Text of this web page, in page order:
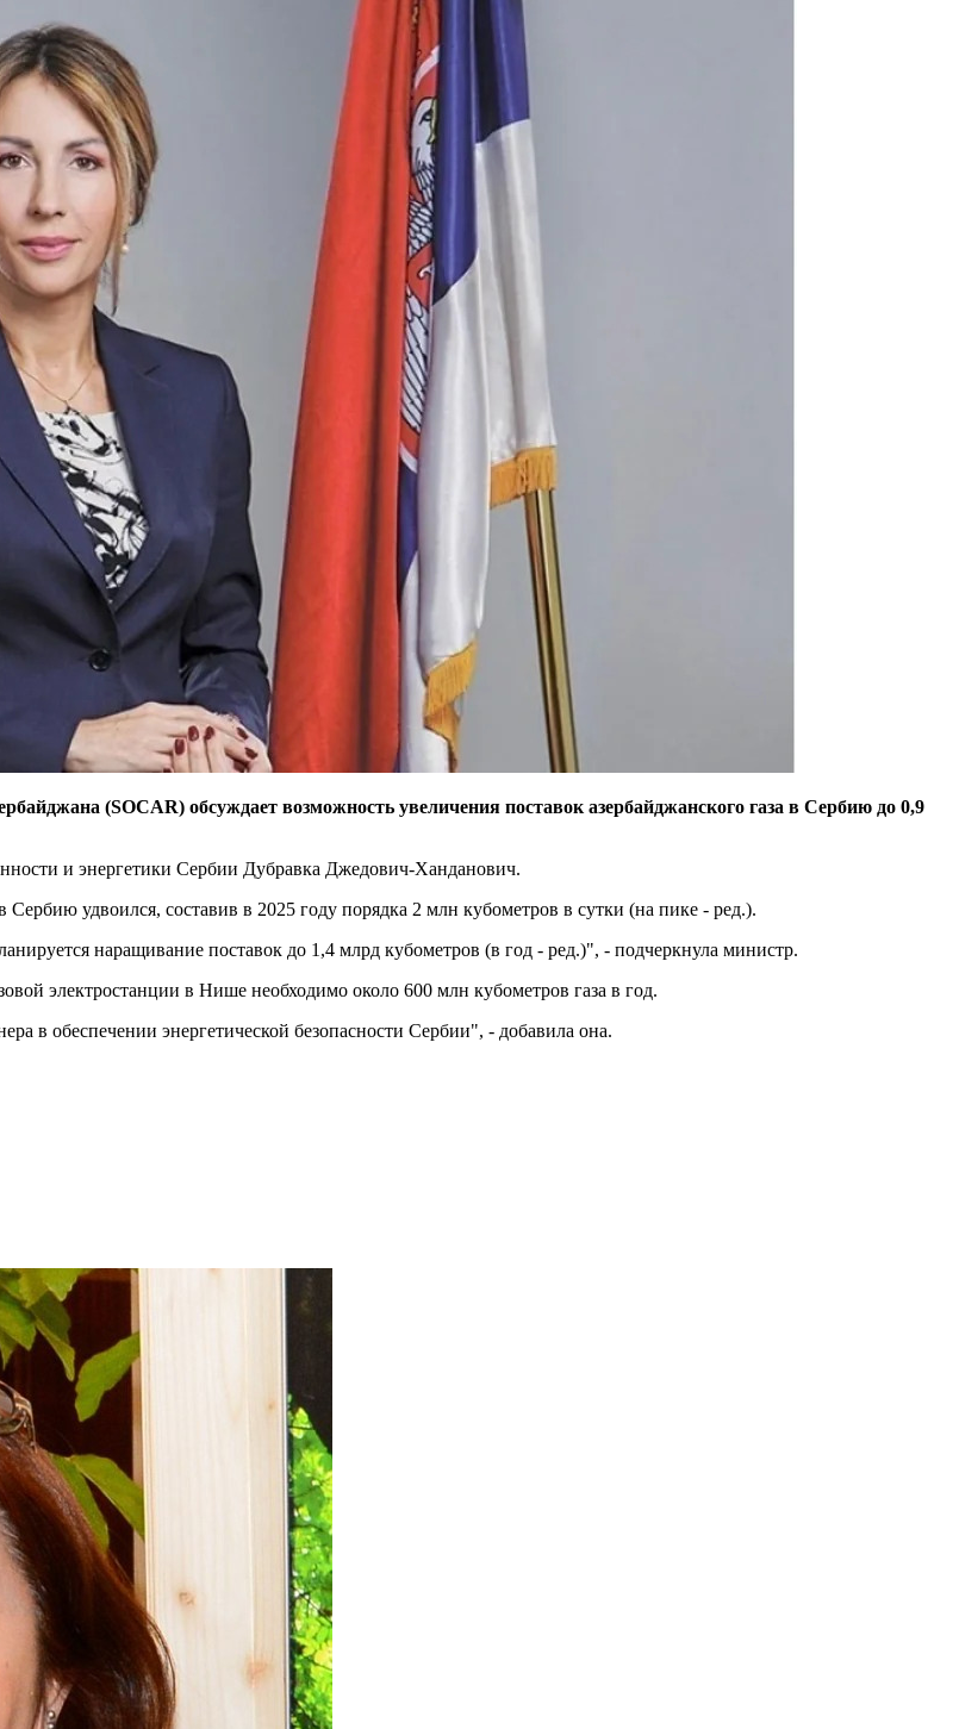
(SOCAR) обсуждает возможность увеличения поставок азербайджанского газа в Сербию до 0,9
и энергетики Сербии Дубравка Джедович-Ханданович.
Сербию удвоился, составив в 2025 году порядка 2 млн кубометров в сутки (на пике - ред.).
наращивание поставок до 1,4 млрд кубометров (в год - ред.)", - подчеркнула министр.
электростанции в Нише необходимо около 600 млн кубометров газа в год.
в обеспечении энергетической безопасности Сербии", - добавила она.